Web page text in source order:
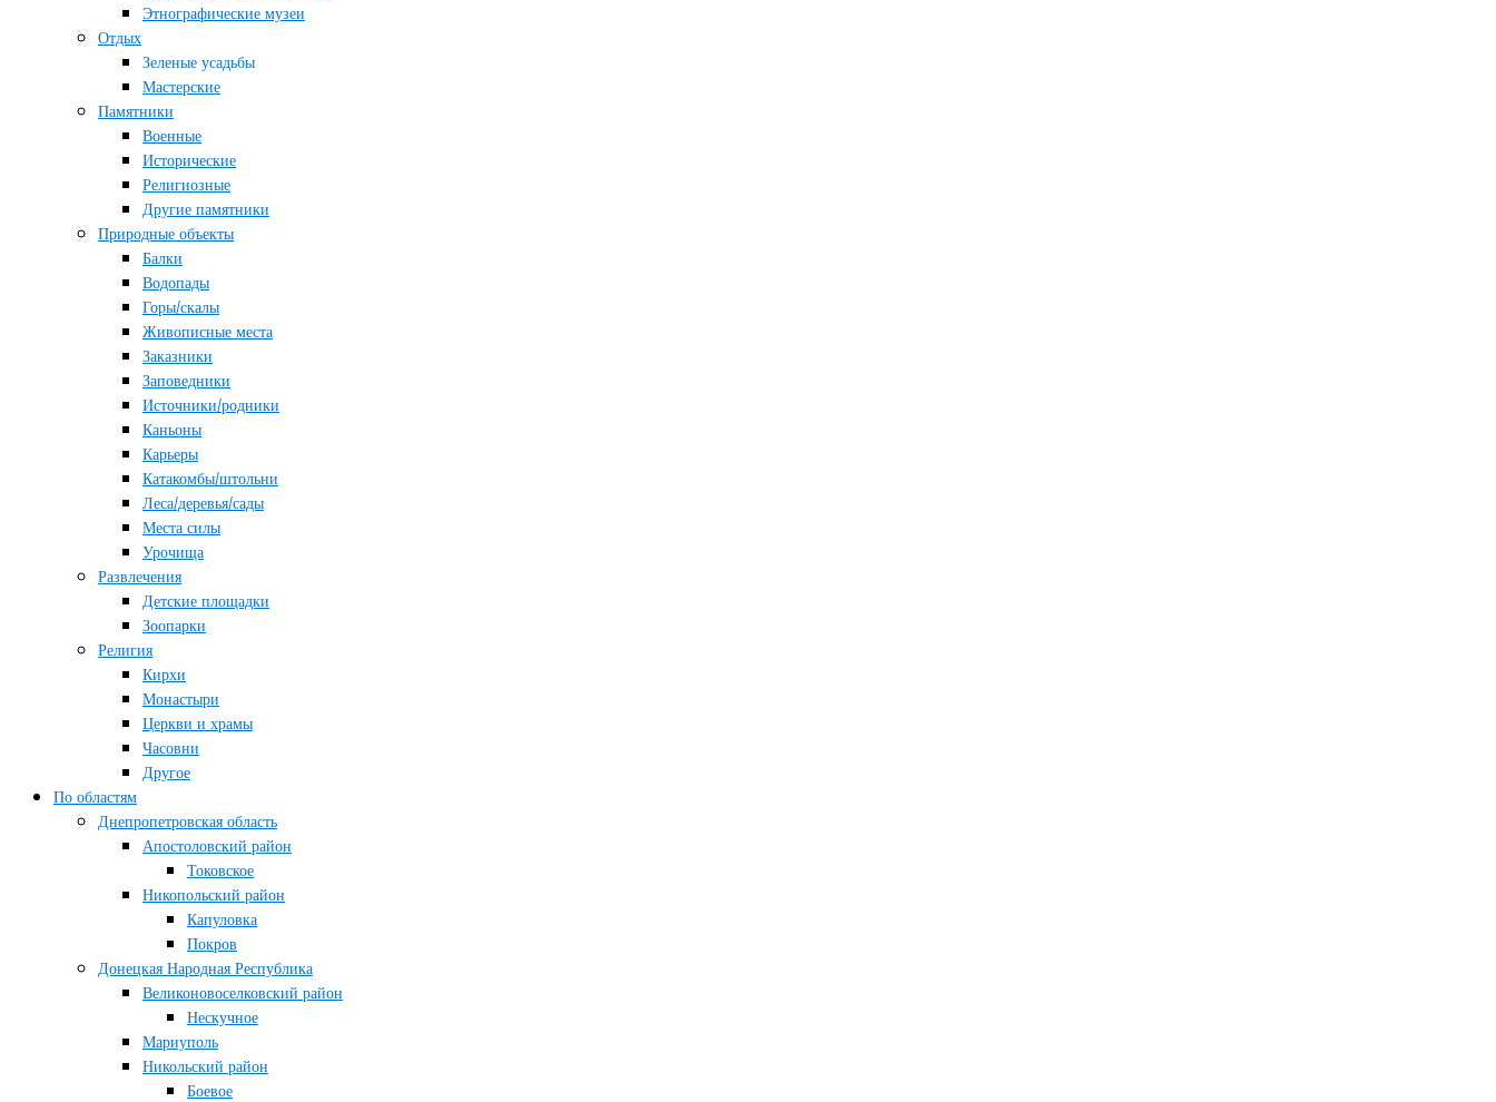
Этнографические музеи
Отдых
Зеленые усадьбы
Мастерские
Памятники
Военные
Исторические
Религиозные
Другие памятники
Природные объекты
Балки
Водопады
Горы/скалы
Живописные места
Заказники
Заповедники
Источники/родники
Каньоны
Карьеры
Катакомбы/штольни
Леса/деревья/сады
Места силы
Урочища
Развлечения
Детские площадки
Зоопарки
Религия
Кирхи
Монастыри
Церкви и храмы
Часовни
Другое
По областям
Днепропетровская область
Апостоловский район
Токовское
Никопольский район
Капуловка
Покров
Донецкая Народная Республика
Великоновоселковский район
Нескучное
Мариуполь
Никольский район
Боевое